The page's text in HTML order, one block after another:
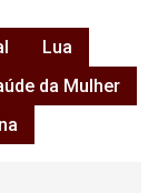
Lua
da Mulher